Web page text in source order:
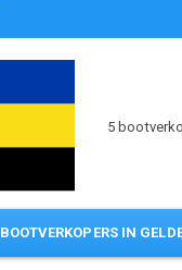
5
BOOTVERKOPERS IN